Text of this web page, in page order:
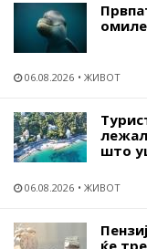
06.08.2026 ЖИВОТ
што
06.08.2026 ЖИВОТ